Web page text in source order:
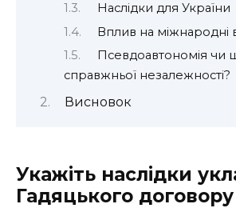
Наслідки для України
Вплив на міжнародні
Псевдоавтономія чи
справжньої незалежності?
Висновок
Укажіть наслідки
Гадяцького договору